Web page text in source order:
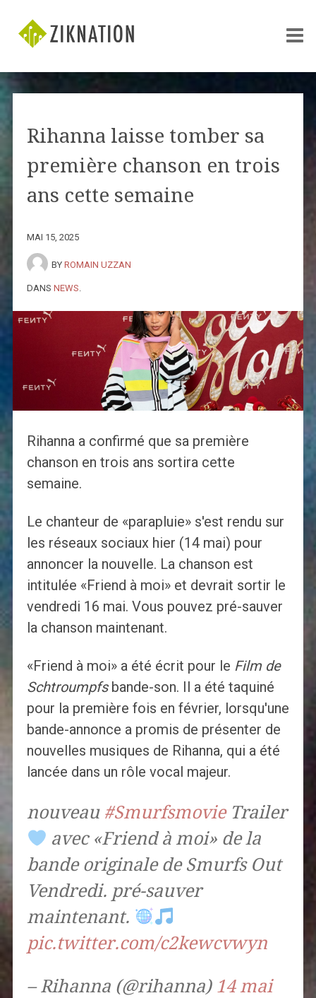
Rihanna laisse tomber sa
première chanson en trois
ans cette semaine
MAI 15, 2025
BY ROMAIN UZZAN
DANS NEWS
Rihanna a confirmé que sa première
chanson en trois ans sortira cette
semaine.
Le chanteur de «parapluie» s'est rendu sur
les réseaux sociaux hier (14 mai) pour
annoncer la nouvelle. La chanson est
intitulée «Friend à moi» et devrait sortir le
vendredi 16 mai. Vous pouvez pré-sauver
la chanson maintenant.
«Friend à moi» a été écrit pour le Film de
Schtroumpfsbande-son. Il a été taquiné
pour la première fois en février, lorsqu'une
bande-annonce a promis de présenter de
nouvelles musiques de Rihanna, qui a été
lancée dans un rôle vocal majeur.
nouveau #SmurfsmovieTrailer
avec «Friend à moi» de la
bande originale de Smurfs Out
Vendredi. pré-sauver
maintenant.
pic.twitter.com/c2kewcvwyn
– Rihanna (@rihanna) 14 mai